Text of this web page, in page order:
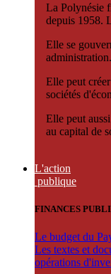
La Polynésie
depuis 1958.
Elle se
administration.
Elle peut
sociétés
Elle peut
au capital de
L'action
publique
FINANCES
Le budget du
Les textes et
opérations